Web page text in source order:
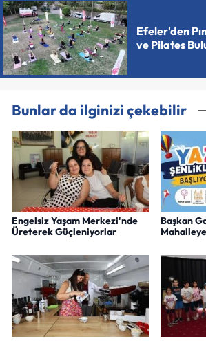
Efeler'den
ve Pilates
Bunlar da ilginizi çekebilir
Engelsiz Yaşam Merkezi'nde
Üreterek Güçleniyorlar
Başkan